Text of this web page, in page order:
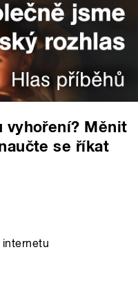
vyhoření? Měnit
se říkat
internetu